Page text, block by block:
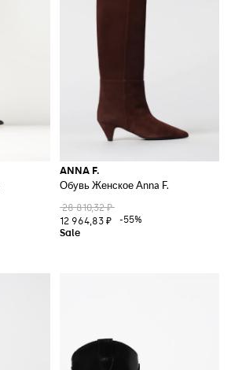
ANNA F.
Обувь Женское Anna F.
28 810,32 ₽
12 964,83 ₽
-55%